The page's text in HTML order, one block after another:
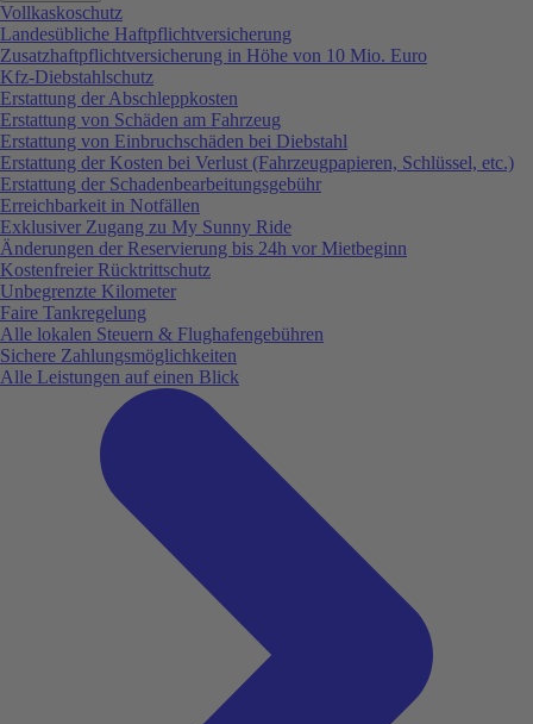
Vollkaskoschutz
Landesübliche Haftpflichtversicherung
Zusatzhaftpflichtversicherung in Höhe von 10 Mio. Euro
Kfz-Diebstahlschutz
Erstattung der Abschleppkosten
Erstattung von Schäden am Fahrzeug
Erstattung von Einbruchschäden bei Diebstahl
Erstattung der Kosten bei Verlust (Fahrzeugpapieren, Schlüssel, etc.)
Erstattung der Schadenbearbeitungsgebühr
Erreichbarkeit in Notfällen
Exklusiver Zugang zu My Sunny Ride
Änderungen der Reservierung bis 24h vor Mietbeginn
Kostenfreier Rücktrittschutz
Unbegrenzte Kilometer
Faire Tankregelung
Alle lokalen Steuern & Flughafengebühren
Sichere Zahlungsmöglichkeiten
Alle Leistungen auf einen Blick